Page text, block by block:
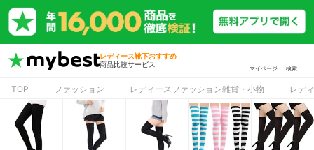
レディース靴下おすすめ
商品比較サービス
マイページ 検索
TOP ファッション レディースファッション雑貨・小物 レデ